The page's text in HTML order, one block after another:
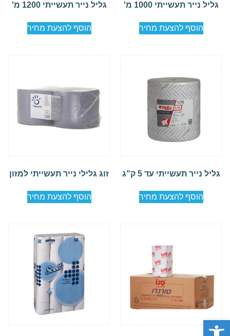
פתח סרגל נגישות
גליל נייר תעשייתי 1000 מ'
הוסף להצעת מחיר
גליל נייר תעשייתי 1200 מ'
הוסף להצעת מחיר
גליל נייר תעשייתי עד 5 ק"ג
הוסף להצעת מחיר
זוג גלילי נייר תעשייתי למזון
הוסף להצעת מחיר